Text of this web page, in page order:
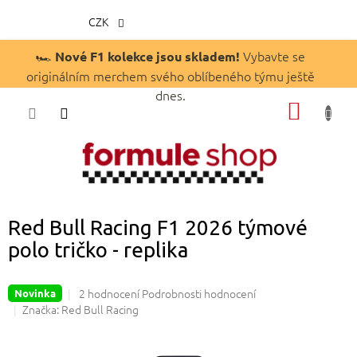
obsah
🏎️ Nové F1 kolekce jsou skladem! Vybavte se
originálním merchem svého oblíbeného týmu ještě
dnes.
CZK
Red Bull Racing F1 2026 týmové
polo tričko - replika
Novinka
Průměrné
hodnocení
2 hodnoceníPodrobnosti hodnocení
Značka: Red Bull Racing